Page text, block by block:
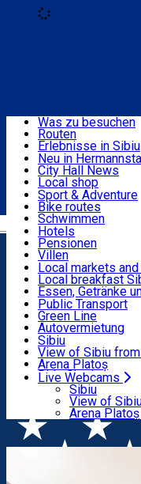
Română
Nützliche informationen
Aktivitäten & Abenteuer
Unterkunft
Essen, Getränke &
Transport & Parken
Live Webcams
Was zu besuchen
Routen
Erlebnisse in Sibiu
Podcast
Kultur
Museen
Kirchen
Parks, Zoo
Im Umkreis von
Neu in
City Hall News
Local shop
Sibiu Handwerker
Sibiul Verde
Public services
Bildung
Wie komme ich
Touristeninfo
Reiseführer
Guided tours
Local publication
Schönheitssalon
Sport & Adventure
Bike routes
Schwimmen
Reiten
Fitnessstudio
Loc de joacă indoor
Loc de joacă
Ski
Eislaufen
Yoga
Hotels
Pensionen
Villen
Hostels
Motels
Camping
Zimmer zu
Wohnungen
Unterkunft
Local markets
Local breakfast
Essen, Getränke
Pizza
Fast Food
Kaffeestube
Konditorei
Pub, Bar
Nachtclubs
Bäckerei
Public Transport
Green Line
Autovermietung
Fahrad verleih
Scooter rentals
Taxi
Ride Sharing
Park-Tickets
Parkplätze
Ladestationen
Sibiu
View of Sibiu
Arena Platoș
Live Webcams
Sibiu
View of
Arena Platoș
Home News Tursib
mijloacelor de
Pascale